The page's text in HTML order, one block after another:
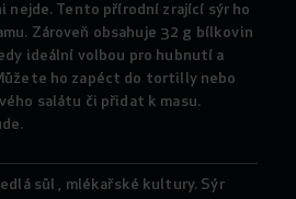
nejde. Tento přírodní zrající sýr ho
Zároveň obsahuje 32 g bílkovin
ideální volbou pro hubnutí a
ho zapéct do tortilly nebo
salátu či přidat k masu.
sůl , mlékařské kultury. Sýr